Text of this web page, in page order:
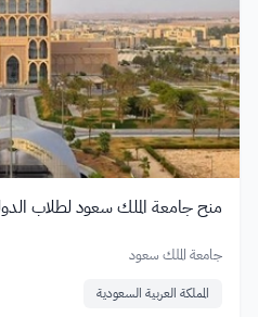
منح جامعة الملك سعود لطلاب
جامعة الملك سعود
المملكة العربية السعودية